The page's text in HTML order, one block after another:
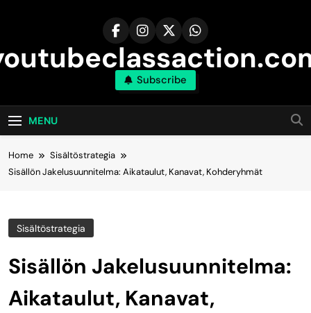
Subscribe
MENU
Home
Sisältöstrategia
Sisällön Jakelusuunnitelma: Aikataulut, Kanavat, Kohderyhmät
Sisältöstrategia
Sisällön Jakelusuunnitelma:
Aikataulut, Kanavat,